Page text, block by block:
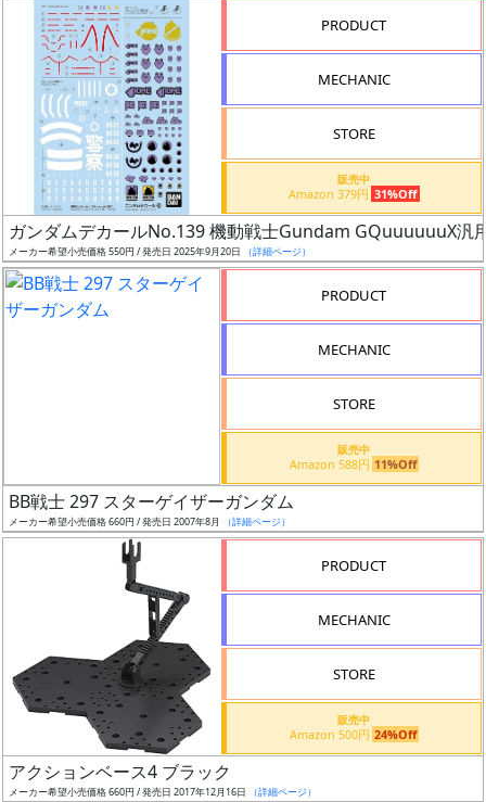
再
販
割
引
PRODUCT
MECHANIC
STORE
販売中
Amazon 379円 31%Off
ガンダムデカールNo.139 機動戦士Gundam GQuuuuuuX汎
メーカー希望小売価格 550円 / 発売日 2025年9月20日 （詳細ページ）
PRODUCT
MECHANIC
STORE
販売中
Amazon 588円 11%Off
BB戦士 297 スターゲイザーガンダム
メーカー希望小売価格 660円 / 発売日 2007年8月 （詳細ページ）
PRODUCT
MECHANIC
STORE
販売中
Amazon 500円 24%Off
アクションベース4 ブラック
メーカー希望小売価格 660円 / 発売日 2017年12月16日 （詳細ページ）